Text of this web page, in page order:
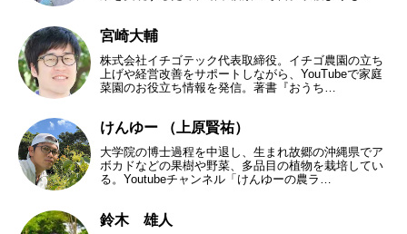
宮崎大輔
株式会社イチゴテック代表取締役。イチゴ農園の立ち
上げや経営改善をサポートしながら、YouTubeで家庭
菜園のお役立ち情報を発信。著書『おうち…
けんゆー （上原賢祐）
大学院の博士過程を中退し、生まれ故郷の沖縄県でア
ボカドなどの果樹や野菜、多品目の植物を栽培してい
る。Youtubeチャンネル「けんゆーの農ラ…
鈴木 雄人